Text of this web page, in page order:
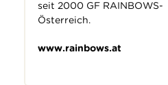
seit 2000 GF RAINBOWS-
Österreich.
www.rainbows.at